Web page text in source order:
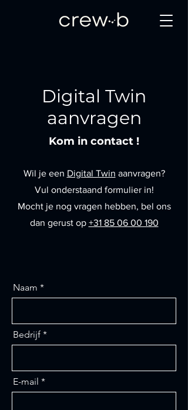
Digital Twin
aanvragen
Kom in contact !
Wil je een Digital Twin aanvragen?
Vul onderstaand formulier in!
Mocht je nog vragen hebben, bel ons
dan gerust op +31 85 06 00 190
Naam
Bedrijf
E-mail